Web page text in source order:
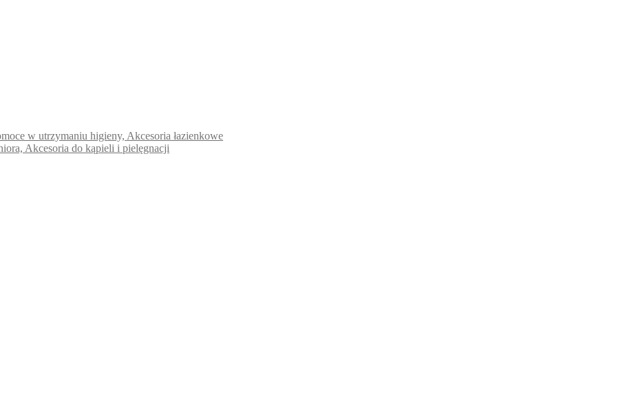
w utrzymaniu higieny, Akcesoria łazienkowe
Akcesoria do kąpieli i pielęgnacji